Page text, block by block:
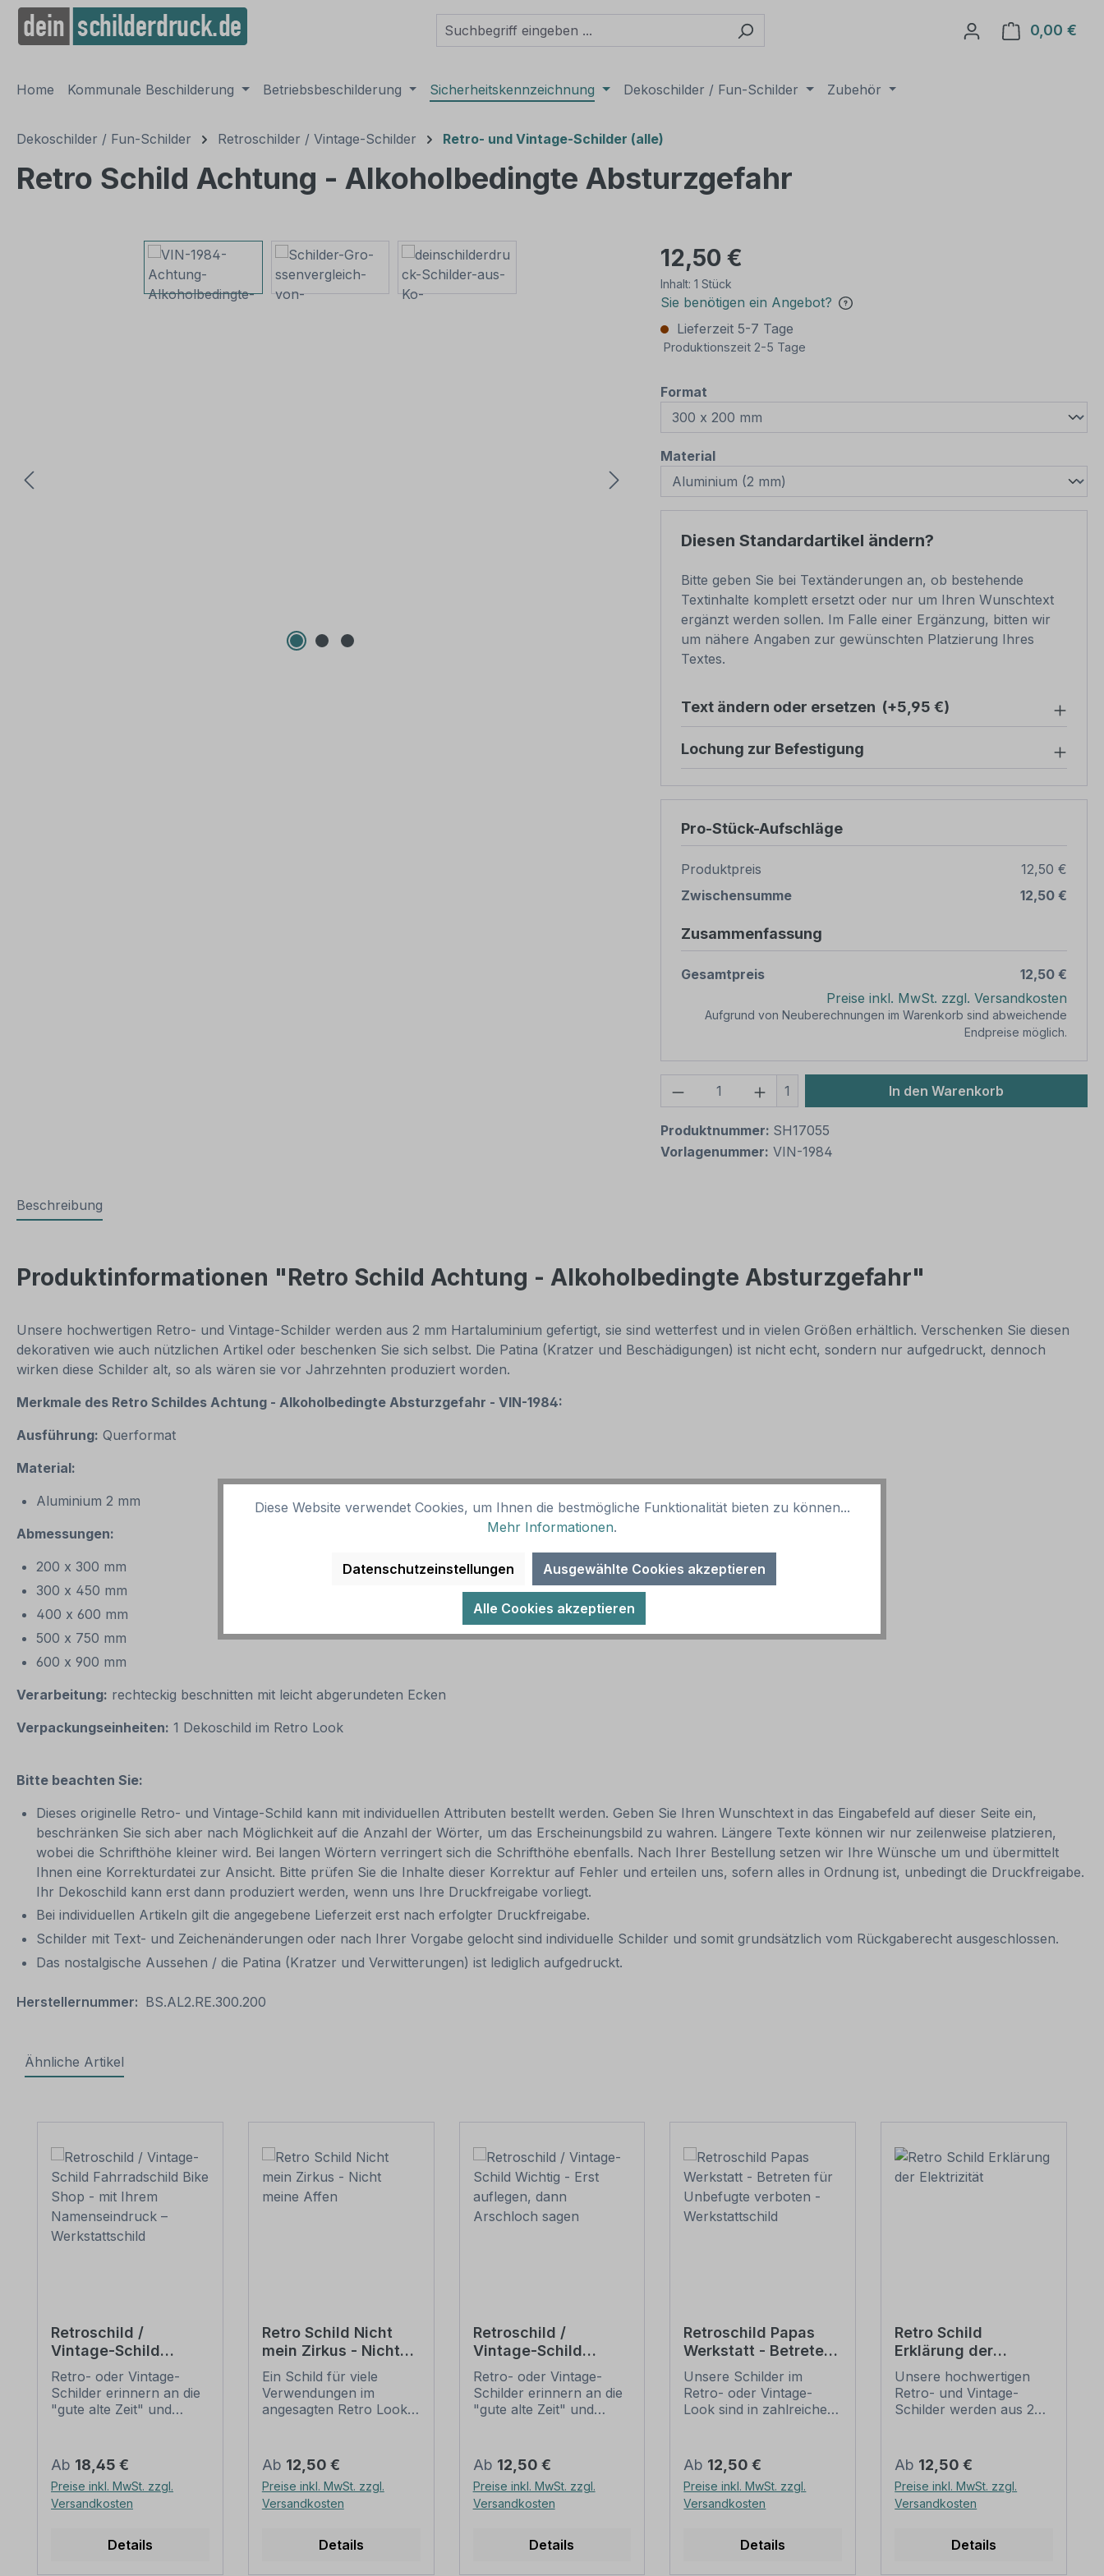
Zur Hauptnavigation springen
0,00 €
Home Kommunale Beschilderung Betriebsbeschilderung Sicherheitskennzeichnung Dekoschilder / Fun-Schilder Zubehör
Dekoschilder / Fun-Schilder Retroschilder / Vintage-Schilder Retro- und Vintage-Schilder (alle)
Retro Schild Achtung - Alkoholbedingte Absturzgefahr
Bildergalerie überspringen 12,50 €
Inhalt: 1 Stück
Sie benötigen ein Angebot?
Lieferzeit 5-7 Tage
Produktionszeit 2-5 Tage
Format
Materialauswählen
Diesen Standardartikel ändern?
Bitte geben Sie bei Textänderungen an, ob bestehende
Textinhalte komplett ersetzt oder nur um Ihren Wunschtext
ergänzt werden sollen. Im Falle einer Ergänzung, bitten wir
um nähere Angaben zur gewünschten Platzierung Ihres
Textes.
Text ändern oder ersetzen (+5,95 €)
Lochung zur Befestigung
Pro-Stück-Aufschläge
Produktpreis
12,50 €
Zwischensumme
12,50 €
Zusammenfassung
Gesamtpreis
12,50 €
Preise inkl. MwSt. zzgl. Versandkosten
Aufgrund von Neuberechnungen im Warenkorb sind abweichende
Endpreise möglich.
Produkt Anzahl: Gib den gewünschten Wert
1 In den Warenkorb
Produktnummer: SH17055
Vorlagenummer: VIN-1984
Beschreibung
Produktinformationen "Retro Schild Achtung - Alkoholbedingte Absturzgefahr"
Unsere hochwertigen Retro- und Vintage-Schilder werden aus 2 mm Hartaluminium gefertigt, sie sind wetterfest und in vielen Größen erhältlich. Verschenken Sie diesen
dekorativen wie auch nützlichen Artikel oder beschenken Sie sich selbst. Die Patina (Kratzer und Beschädigungen) ist nicht echt, sondern nur aufgedruckt, dennoch
wirken diese Schilder alt, so als wären sie vor Jahrzehnten produziert worden.
Merkmale des Retro Schildes Achtung - Alkoholbedingte Absturzgefahr - VIN-1984:
Ausführung: Querformat
Material:
Aluminium 2 mm
Abmessungen:
200 x 300 mm
300 x 450 mm
400 x 600 mm
500 x 750 mm
600 x 900 mm
Verarbeitung: rechteckig beschnitten mit leicht abgerundeten Ecken
Verpackungseinheiten: 1 Dekoschild im Retro Look
Bitte beachten Sie:
Dieses originelle Retro- und Vintage-Schild kann mit individuellen Attributen bestellt werden. Geben Sie Ihren Wunschtext in das Eingabefeld auf dieser Seite ein,
beschränken Sie sich aber nach Möglichkeit auf die Anzahl der Wörter, um das Erscheinungsbild zu wahren. Längere Texte können wir nur zeilenweise platzieren,
wobei die Schrifthöhe kleiner wird. Bei langen Wörtern verringert sich die Schrifthöhe ebenfalls. Nach Ihrer Bestellung setzen wir Ihre Wünsche um und übermittelt
Ihnen eine Korrekturdatei zur Ansicht. Bitte prüfen Sie die Inhalte dieser Korrektur auf Fehler und erteilen uns, sofern alles in Ordnung ist, unbedingt die Druckfreigabe.
Ihr Dekoschild kann erst dann produziert werden, wenn uns Ihre Druckfreigabe vorliegt.
Bei individuellen Artikeln gilt die angegebene Lieferzeit erst nach erfolgter Druckfreigabe.
Schilder mit Text- und Zeichenänderungen oder nach Ihrer Vorgabe gelocht sind individuelle Schilder und somit grundsätzlich vom Rückgaberecht ausgeschlossen.
Das nostalgische Aussehen / die Patina (Kratzer und Verwitterungen) ist lediglich aufgedruckt.
Herstellernummer: BS.AL2.RE.300.200
Ähnliche Artikel
Retroschild /
Vintage-Schild
Fahrradschild Bike
Shop - mit Ihrem
Namenseindruck –
Retro- oder Vintage-
Schilder erinnern an die
"gute alte Zeit" und
großer Beliebheit. Sind
diese Schilder im Original
nur schwer und häufig
nur zu horrenden Preise
neu produzierten
Regulärer Preis:
Ab 18,45 €
Preise inkl. MwSt. zzgl.
Versandkosten
Details
Retro Schild Nicht
mein Zirkus - Nicht
meine Affen
Ein Schild für viele
Verwendungen im
angesagten Retro Look.
nicht echt, sondern nur
aufgedruckt, dennoch
wirken diese Schilder alt,
so als wären sie vor
worden. Unsere
Regulärer Preis:
Ab 12,50 €
Preise inkl. MwSt. zzgl.
Versandkosten
Details
Retroschild /
Vintage-Schild
Wichtig - Erst
auflegen, dann
Arschloch sagen
Retro- oder Vintage-
Schilder erinnern an die
"gute alte Zeit" und
großer Beliebheit. Sind
diese Schilder im Original
nur schwer und häufig
nur zu horrenden Preise
neu produzierten
Regulärer Preis:
Ab 12,50 €
Preise inkl. MwSt. zzgl.
Versandkosten
Details
Retroschild Papas
Werkstatt - Betreten
für Unbefugte
verboten -
Werkstattschild
Unsere Schilder im
Retro- oder Vintage-
Look sind in zahlreichen
Textinhalten, die je nach
Artikel individuallisiert
werden können. Die
Patina (Kratzer und
nicht echt, sondern nur
Regulärer Preis:
Ab 12,50 €
Preise inkl. MwSt. zzgl.
Versandkosten
Details
Retro Schild
Erklärung der
Elektrizität
Unsere hochwertigen
Retro- und Vintage-
Schilder werden aus 2
wetterfest und in vielen
Größen erhältlich.
Verschenken Sie diesen
dekorativen wie auch
beschenken Sie sich
Regulärer Preis:
Ab 12,50 €
Preise inkl. MwSt. zzgl.
Versandkosten
Details
Diese Website verwendet Cookies, um Ihnen die bestmögliche Funktionalität bieten zu können...
Mehr Informationen.
Datenschutzeinstellungen Ausgewählte Cookies akzeptieren
Alle Cookies akzeptieren